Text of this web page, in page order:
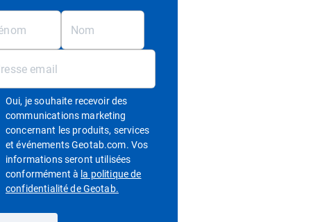
Oui, je souhaite recevoir des
communications marketing
concernant les produits, services
et événements Geotab.com. Vos
informations seront utilisées
conformément à la politique de
confidentialité de Geotab.Ouvrir dans une nouvelle fenêtre